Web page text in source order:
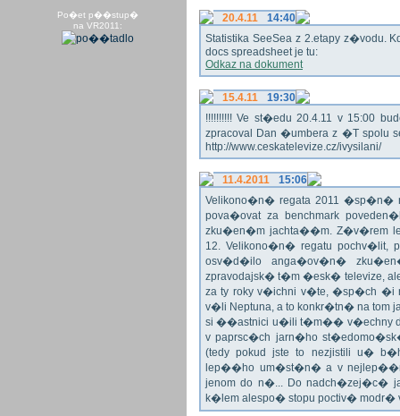
Po�et p��stup�
na VR2011:
20.4.11
14:40
Statistika SeeSea z 2.etapy z�vodu.
docs spreadsheet je tu:
Odkaz na dokument
15.4.11
19:30
!!!!!!!!!! Ve st�edu 20.4.11 v 15:00
zpracoval Dan �umbera z �T spolu
http://www.ceskatelevize.cz/ivysilani/
11.4.2011
15:06
Velikono�n� regata 2011 �sp�n�
pova�ovat za benchmark
zku�en�m jachta��m. Z�v�rem
12. Velikono�n� regatu
osv�d�ilo anga�ov�n�
zpravodajsk� t�m �esk� televize,
za ty roky v�ichni v�te, �sp�ch
v�li Neptuna, a to konkr�tn� na tom
si ��astnici u�ili t�m�� v�echny
v paprsc�ch jarn�ho
(tedy pokud jste to nezjistili u�
lep��ho um�st�n� a v
jenom do n�... Do nadch�zej�c�
k�lem alespo� stopu poctiv�